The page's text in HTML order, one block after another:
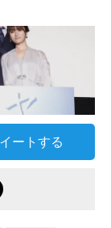
ートする